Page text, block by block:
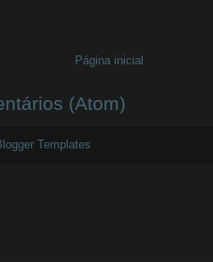
Página inicial
(Atom)
Templates